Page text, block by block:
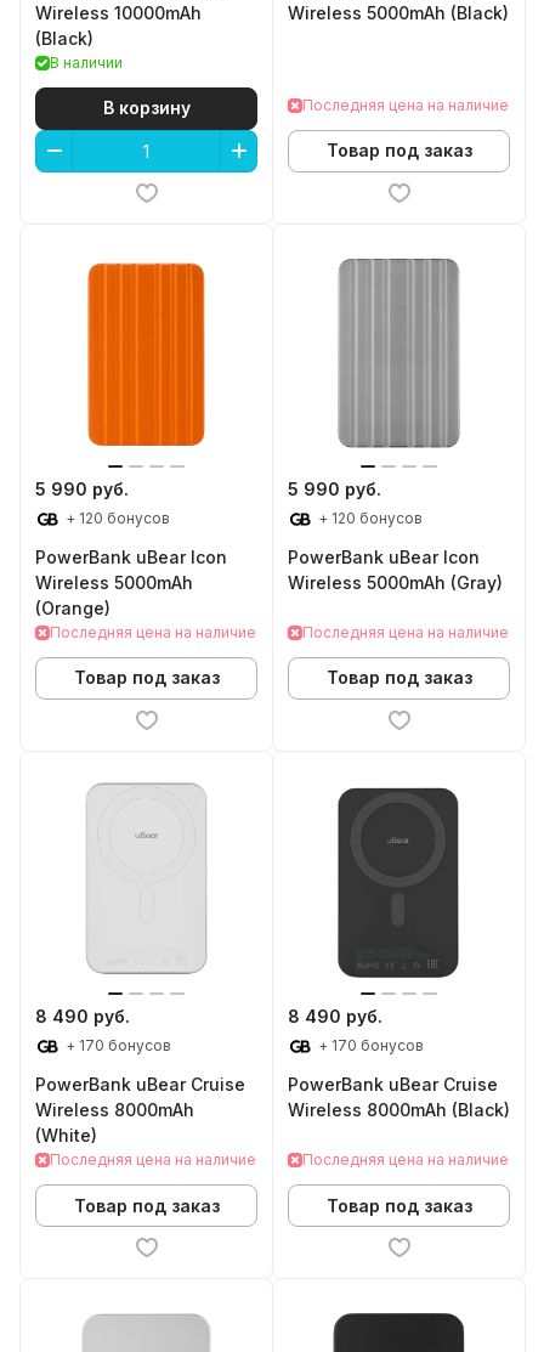
Wireless 10000mAh
(Black)
В наличии
В корзину
Wireless 5000mAh (Black)
Последняя цена на наличие
Товар под заказ
5 990 руб.
+ 120 бонусов
PowerBank uBear Icon
Wireless 5000mAh
(Orange)
Последняя цена на наличие
Товар под заказ
5 990 руб.
+ 120 бонусов
PowerBank uBear Icon
Wireless 5000mAh (Gray)
Последняя цена на наличие
Товар под заказ
8 490 руб.
+ 170 бонусов
PowerBank uBear Cruise
Wireless 8000mAh
(White)
Последняя цена на наличие
Товар под заказ
8 490 руб.
+ 170 бонусов
PowerBank uBear Cruise
Wireless 8000mAh (Black)
Последняя цена на наличие
Товар под заказ